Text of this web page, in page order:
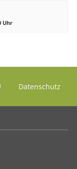
Uhr
Datenschutz